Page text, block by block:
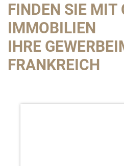
FINDEN SIE MIT
IMMOBILIEN
IHRE
FRANKREICH